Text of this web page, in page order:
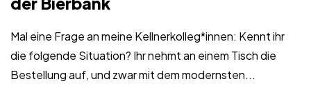
Mal eine Frage an meine Kellnerkolleg*innen: Kennt ihr
die folgende Situation? Ihr nehmt an einem Tisch die
Bestellung auf, und zwar mit dem modernsten...